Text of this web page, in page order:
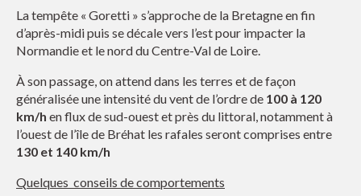
La tempête « Goretti » s’approche de la Bretagne en fin
d’après-midi puis se décale vers l’est pour impacter la
Normandie et le nord du Centre-Val de Loire.
À son passage, on attend dans les terres et de façon
généralisée une intensité du vent de l’ordre de 100 à 120
km/h en flux de sud-ouest et près du littoral, notamment à
l’ouest de l’île de Bréhat les rafales seront comprises entre
130 et 140 km/h
Quelques conseils de comportements